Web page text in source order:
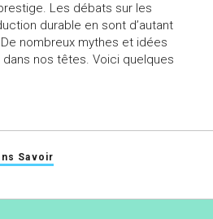
Les débats sur les
durable en sont d’autant
nombreux mythes et idées
nos têtes. Voici quelques
Savoir